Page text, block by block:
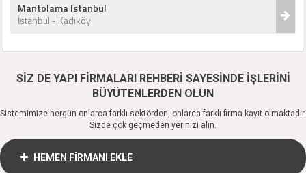
Mantolama Istanbul
İstanbul - Kadıköy
SİZ DE YAPI FİRMALARI REHBERİ SAYESİNDE İŞLERİNİ
BÜYÜTENLERDEN OLUN
Sistemimize hergün onlarca farklı sektörden, onlarca farklı firma kayıt olmaktadır.
Sizde çok geçmeden yerinizi alın.
HEMEN FİRMANI EKLE